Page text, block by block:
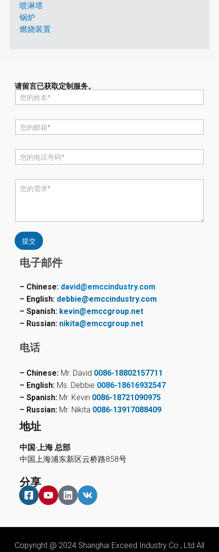
喷淋塔
锅炉
燃烧装置
请留言已获取定制服务。
称
邮
话
论
*
提交
电子邮件
– Chinese: david@emccindustry.com
– English: debbie@emccindustry.com
– Spanish: kevin@emccgroup.net
– Russian: nikita@emccgroup.net
电话
– Chinese: Mr. David 0086-18802157711
– English: Ms. Debbie 0086-18616932547
– Spanish: Mr. Kevin 0086-18721090975
– Russian: Mr. Nikita 0086-13917088409
地址
中国·上海 总部
中国上海浦东新区云桥路858号
分享
Copyright @ 2024 Shanghai Exceed Industry Co., Ltd All